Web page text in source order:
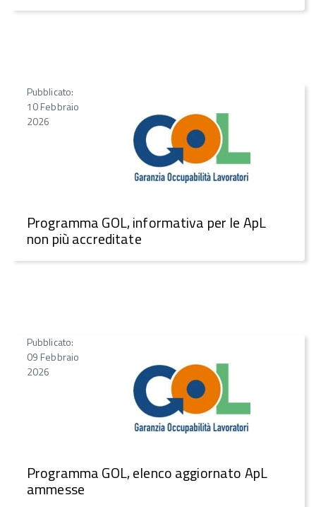
Pubblicato:
10 Febbraio
2026
Programma GOL, informativa per le ApL
non più accreditate
Pubblicato:
09 Febbraio
2026
Programma GOL, elenco aggiornato ApL
ammesse